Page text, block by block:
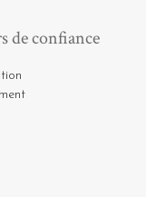
de confiance